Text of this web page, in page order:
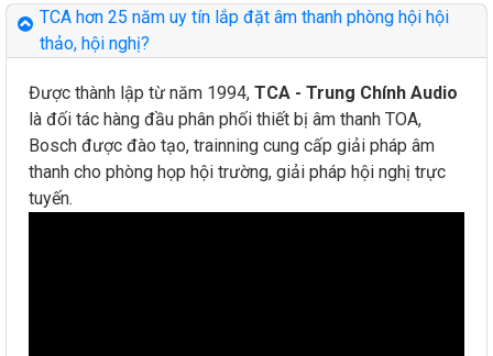
TCA hơn 25 năm uy tín lắp đặt âm thanh phòng hội hội
thảo, hội nghị?
Được thành lập từ năm 1994, TCA - Trung Chính Audio
là đối tác hàng đầu phân phối thiết bị âm thanh TOA,
Bosch được đào tạo, trainning cung cấp giải pháp âm
thanh cho phòng họp hội trường, giải pháp hội nghị trực
tuyến.